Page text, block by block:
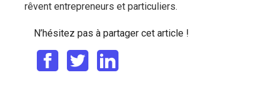
rêvent entrepreneurs et particuliers.
N’hésitez pas à partager cet article !